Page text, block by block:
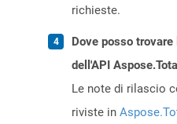
richieste.
Dove posso
dell'API
Le note di rilascio
riviste in